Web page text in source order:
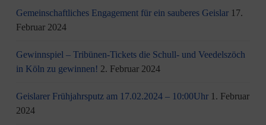
Gemeinschaftliches Engagement für ein sauberes Geislar 17.
Februar 2024
Gewinnspiel – Tribünen-Tickets die Schull- und Veedelszöch
in Köln zu gewinnen! 2. Februar 2024
Geislarer Frühjahrsputz am 17.02.2024 – 10:00Uhr 1. Februar
2024